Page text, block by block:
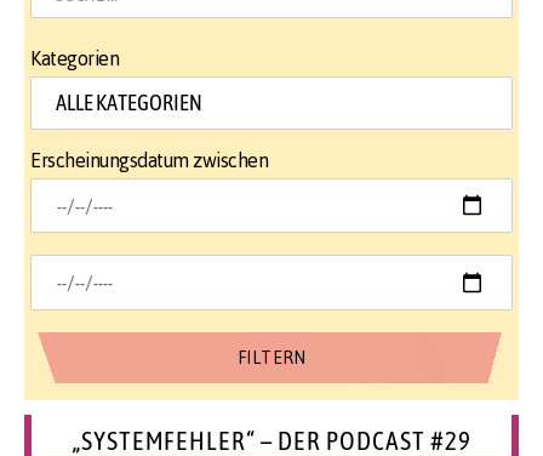
Kategorien
Erscheinungsdatum zwischen
„SYSTEMFEHLER“ – DER PODCAST #29